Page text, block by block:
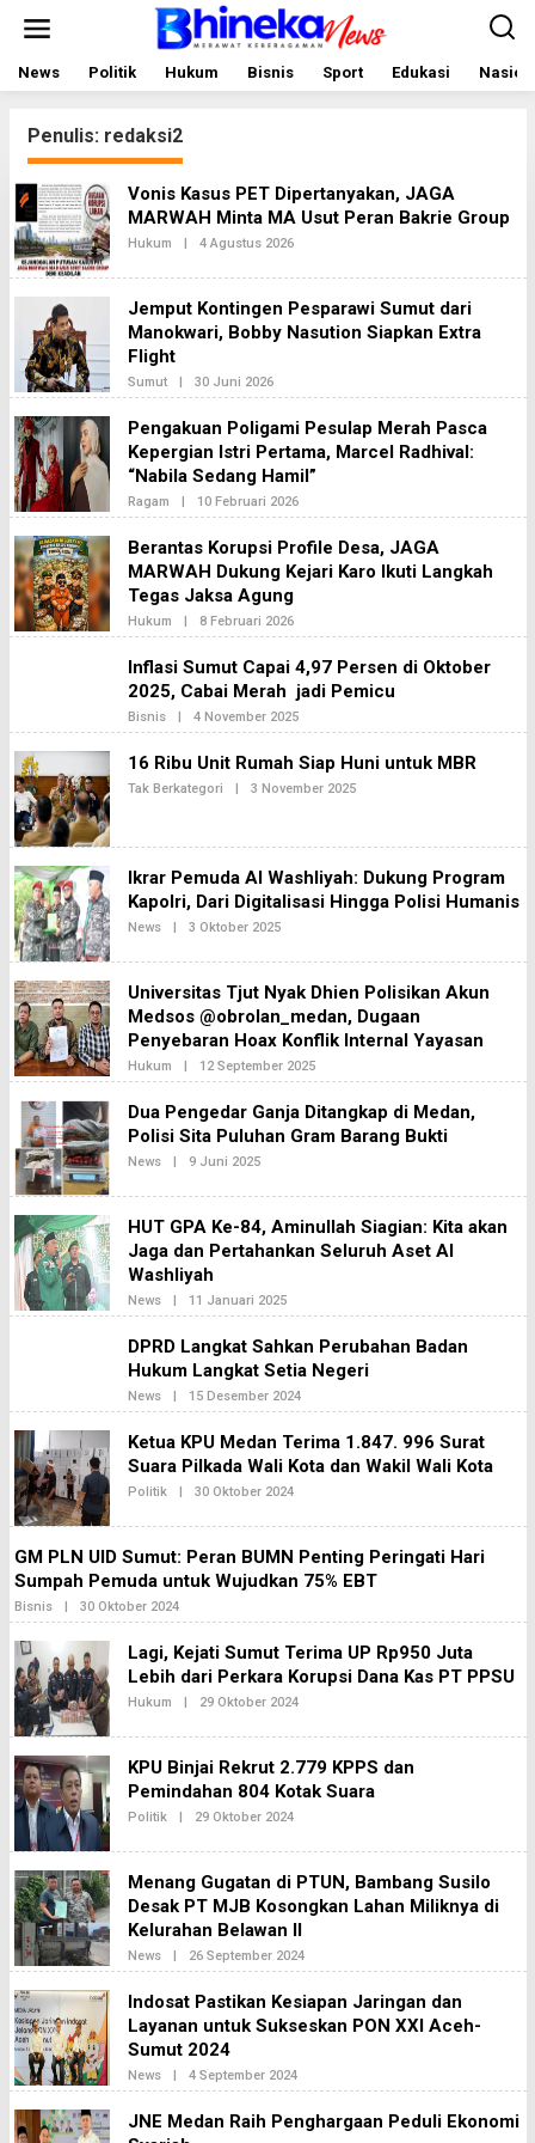
News Politik Hukum Bisnis Sport Edukasi
Penulis: redaksi2
Vonis Kasus PET Dipertanyakan, JAGA
MARWAH Minta MA Usut Peran Bakrie Group
Hukum | 4 Agustus 2026O
E
R
E
D
S
2
Jemput Kontingen Pesparawi Sumut dari
Manokwari, Bobby Nasution Siapkan Extra
Flight
Sumut | 30 Juni 2026O
L
H
R
E
D
A
K
2
Pengakuan Poligami Pesulap Merah Pasca
Kepergian Istri Pertama, Marcel Radhival:
“Nabila Sedang Hamil”
Ragam | 10 Februari 2026O
L
H
R
K
I
2
Berantas Korupsi Profile Desa, JAGA
MARWAH Dukung Kejari Karo Ikuti Langkah
Tegas Jaksa Agung
Hukum | 8 Februari 2026O
L
H
R
E
D
A
K
S
I
Inflasi Sumut Capai 4,97 Persen di Oktober
2025, Cabai Merah jadi Pemicu
Bisnis | 4 November 2025O
L
H
R
K
S
I
2
16 Ribu Unit Rumah Siap Huni untuk MBR
Tak Berkategori | 3 November 2025O
E
D
A
Ikrar Pemuda Al Washliyah: Dukung Program
Kapolri, Dari Digitalisasi Hingga Polisi Humanis
News | 3 Oktober 2025O
E
R
D
A
K
S
2
Universitas Tjut Nyak Dhien Polisikan Akun
Medsos @obrolan_medan, Dugaan
Penyebaran Hoax Konflik Internal Yayasan
Hukum | 12 September 2025O
L
H
R
K
I
2
Dua Pengedar Ganja Ditangkap di Medan,
Polisi Sita Puluhan Gram Barang Bukti
News | 9 Juni 2025O
E
R
E
D
K
S
2
HUT GPA Ke-84, Aminullah Siagian: Kita akan
Jaga dan Pertahankan Seluruh Aset Al
Washliyah
News | 11 Januari 2025O
L
H
R
D
A
K
S
2
DPRD Langkat Sahkan Perubahan Badan
Hukum Langkat Setia Negeri
News | 15 Desember 2024O
L
H
R
K
S
I
2
Ketua KPU Medan Terima 1.847. 996 Surat
Suara Pilkada Wali Kota dan Wakil Wali Kota
Politik | 30 Oktober 2024O
E
E
D
K
S
I
2
GM PLN UID Sumut: Peran BUMN Penting Peringati Hari
Sumpah Pemuda untuk Wujudkan 75% EBT
Bisnis | 30 Oktober 2024O
L
H
R
D
K
S
I
2
Lagi, Kejati Sumut Terima UP Rp950 Juta
Lebih dari Perkara Korupsi Dana Kas PT PPSU
Hukum | 29 Oktober 2024O
E
R
E
D
S
2
KPU Binjai Rekrut 2.779 KPPS dan
Pemindahan 804 Kotak Suara
Politik | 29 Oktober 2024O
E
R
E
D
A
K
S
2
Menang Gugatan di PTUN, Bambang Susilo
Desak PT MJB Kosongkan Lahan Miliknya di
Kelurahan Belawan II
News | 26 September 2024O
L
H
R
K
I
Indosat Pastikan Kesiapan Jaringan dan
Layanan untuk Sukseskan PON XXI Aceh-
Sumut 2024
News | 4 September 2024O
L
H
JNE Medan Raih Penghargaan Peduli Ekonomi